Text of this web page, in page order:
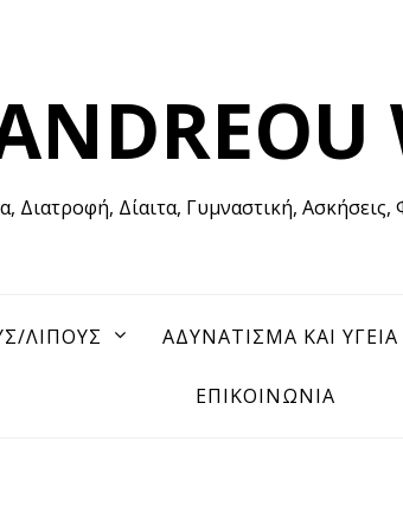
Διατροφή, Δίαιτα, Γυμναστική,
ΛΙΠΟΥΣ ΑΔΥΝΑΤΙΣΜΑ ΚΑΙ ΥΓΕΙΑ
ΕΠΙΚΟΙΝΩΝΙΑ